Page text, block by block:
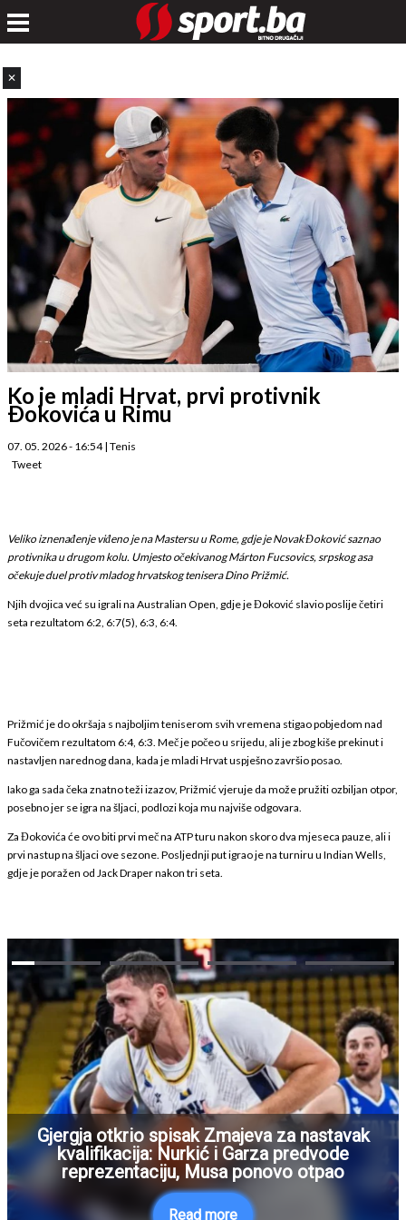
✕
Ko je mladi Hrvat, prvi protivnik
Ðokovića u Rimu
07. 05. 2026 - 16:54| Tenis
Tweet
Veliko iznenađenje viđeno je na Mastersu uRome, gdje jeNovak Đokovićsaznao
protivnika u drugom kolu. Umjesto očekivanogMárton Fucsovics, srpskog asa
očekuje duel protiv mladog hrvatskog teniseraDino Prižmić.
Njih dvojica već su igrali na Australian Open , gdje je Đoković slavio poslije četiri
seta rezultatom 6:2, 6:7(5), 6:3, 6:4.
Prižmić je do okršaja s najboljim teniserom svih vremena stigao pobjedom nad
Fučovičem rezultatom 6:4, 6:3. Meč je počeo u srijedu, ali je zbog kiše prekinut i
nastavljen narednog dana, kada je mladi Hrvat uspješno završio posao.
Iako ga sada čeka znatno teži izazov, Prižmić vjeruje da može pružiti ozbiljan otpor,
posebno jer se igra na šljaci, podlozi koja mu najviše odgovara.
Za Đokovića će ovo biti prvi meč na ATP turu nakon skoro dva mjeseca pauze, ali i
prvi nastup na šljaci ove sezone. Posljednji put igrao je na turniru u Indian Wells
gdje je poražen od Jack Drapernakon tri seta.
Gjergja otkrio spisak Zmajeva za nastavak
kvalifikacija: Nurkić i Garza predvode
reprezentaciju, Musa ponovo otpao
Read more